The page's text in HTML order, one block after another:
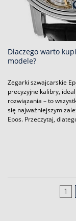
Dlaczego warto
modele?
Zegarki szwajcarskie
precyzyjne kalibry,
rozwiązania – to
się najważniejszym
Epos. Przeczytaj,
1